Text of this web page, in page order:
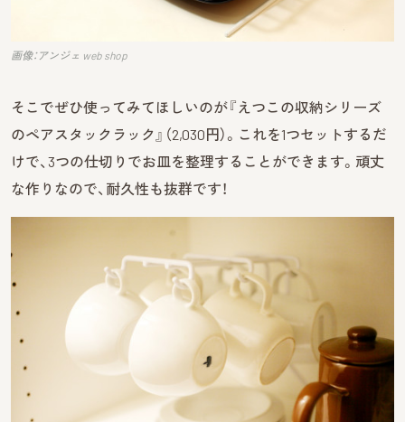
画像：アンジェ web shop
そこでぜひ使ってみてほしいのが『えつこの収納シリーズ
のペアスタックラック』（2,030円）。これを1つセットするだ
けで、3つの仕切りでお皿を整理することができます。頑丈
な作りなので、耐久性も抜群です！